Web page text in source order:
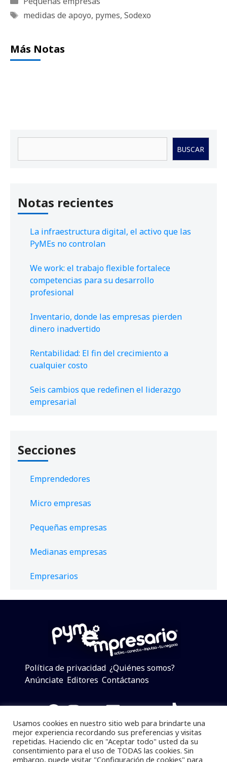
Etiquetas
medidas de apoyo, pymes, Sodexo
Más Notas
BUSCAR
Notas recientes
La infraestructura digital, el activo que las
PyMEs no controlan
We work: el trabajo flexible fortalece
competencias para su desarrollo
profesional
Inventario, donde las empresas pierden
dinero inadvertido
Rentabilidad: El fin del crecimiento a
cualquier costo
Seis cambios que redefinen el liderazgo
empresarial
Secciones
Emprendedores
Micro empresas
Pequeñas empresas
Medianas empresas
Empresarios
Política de privacidad ¿Quiénes somos?
Anúnciate Editores Contáctanos
Facebook
Instagram
Twitter
LinkedIn
Telegram
YouTube
TikTok
Pymempresario © 2025 Todos los derechos reservados.
Usamos cookies en nuestro sitio web para brindarte una
mejor experiencia recordando sus preferencias y visitas
repetidas. Haciendo clic en "Aceptar todo" usted da su
consentimiento para el uso de TODAS las cookies. Sin
embargo, puede visitar "Configuración de cookies" para